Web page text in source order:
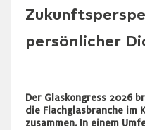
persönlicher
Der Glaskongress 2026
die Flachglasbranche im
zusammen. In einem